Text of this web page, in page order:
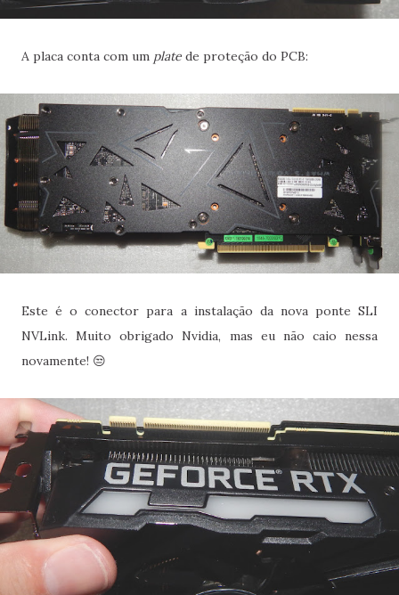
A placa conta com um plate de proteção do PCB:
Este é o conector para a instalação da nova ponte SLI
NVLink. Muito obrigado Nvidia, mas eu não caio nessa
novamente! 😒